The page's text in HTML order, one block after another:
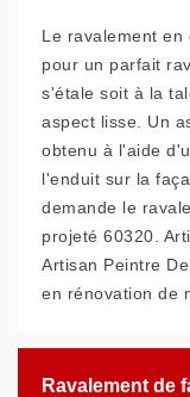
Le ravalement en
pour un parfait
s'étale soit à la
aspect lisse. Un
obtenu à l'aide
l'enduit sur la
demande le
projeté 60320.
Artisan Peintre
en rénovation de
Ravalement de